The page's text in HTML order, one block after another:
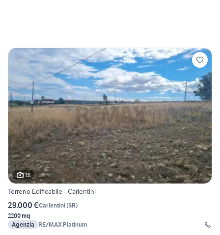
18
Terreno Edificabile - Carlentini
29.000 €Carlentini(SR)
2200 mq
Agenzia
RE/MAX Platinum